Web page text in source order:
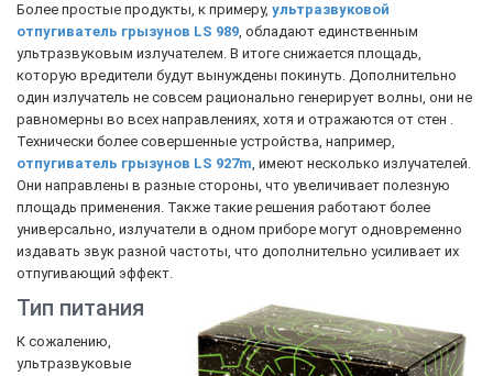
Более простые продукты, к примеру, ультразвуковой
отпугиватель грызунов LS 989, обладают единственным
ультразвуковым излучателем. В итоге снижается площадь,
которую вредители будут вынуждены покинуть. Дополнительно
один излучатель не совсем рационально генерирует волны, они не
равномерны во всех направлениях, хотя и отражаются от стен .
Технически более совершенные устройства, например,
отпугиватель грызунов LS 927m, имеют несколько излучателей.
Они направлены в разные стороны, что увеличивает полезную
площадь применения. Также такие решения работают более
универсально, излучатели в одном приборе могут одновременно
издавать звук разной частоты, что дополнительно усиливает их
отпугивающий эффект.
Тип питания
К сожалению,
ультразвуковые